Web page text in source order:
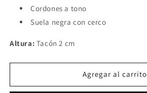
Cordones a tono
Suela negra con cerco
Altura: Tacón 2 cm
Agregar al carrito